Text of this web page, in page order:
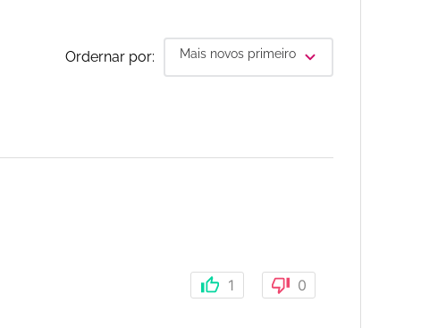
Ordernar por: Mais novos primeiro
1 0